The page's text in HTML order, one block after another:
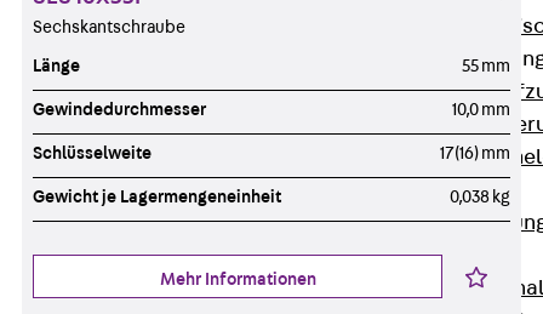
Zurück
Zurück
Schalrohre
Zurück
Sechskantschraube
Länge 55 mm
Gewindedurchmesser 10,0 mm
Schlüsselweite 17(16) mm
Gewicht je Lagermengeneinheit 0,038 kg
Mehr Informationen